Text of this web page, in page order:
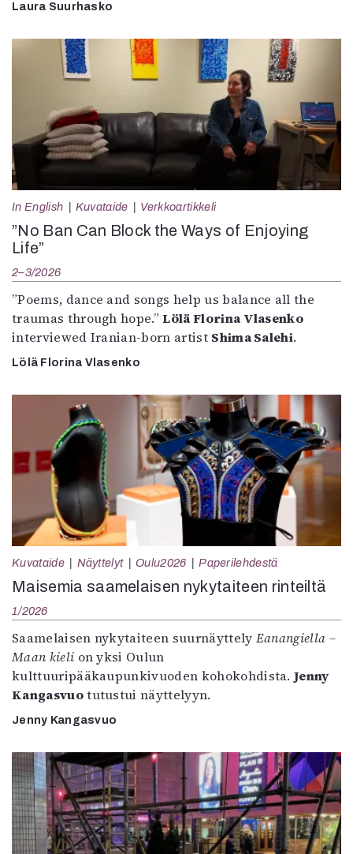
Laura Suurhasko
In English Kuvataide Verkkoartikkeli
”No Ban Can Block the Ways of Enjoying
Life”
2–3/2026
”Poems, dance and songs help us balance all the
traumas through hope.”Lölä Florina Vlasenko
interviewed Iranian-born artist Shima Salehi.
Lölä Florina Vlasenko
Kuvataide Näyttelyt Oulu2026 Paperilehdestä
Maisemia saamelaisen nykytaiteen rinteiltä
1/2026
Saamelaisen nykytaiteen suurnäyttely Eanangiella –
Maan kieli on yksi Oulun
kulttuuripääkaupunkivuoden kohokohdista.Jenny
Kangasvuotutustui näyttelyyn.
Jenny Kangasvuo